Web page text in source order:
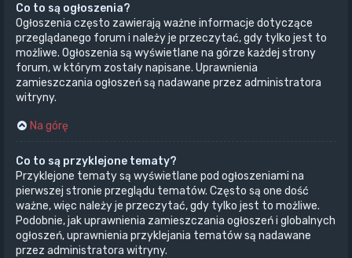
Co to są ogłoszenia?
Ogłoszenia często zawierają ważne informacje dotyczące
przeglądanego forum i należy je przeczytać, gdy tylko jest to
możliwe. Ogłoszenia są wyświetlane na górze każdej strony
forum, w którym zostały napisane. Uprawnienia
zamieszczania ogłoszeń są nadawane przez administratora
witryny.
Na górę
Co to są przyklejone tematy?
Przyklejone tematy są wyświetlane pod ogłoszeniami na
pierwszej stronie przeglądu tematów. Często są one dość
ważne, więc należy je przeczytać, gdy tylko jest to możliwe.
Podobnie, jak uprawnienia zamieszczania ogłoszeń i globalnych
ogłoszeń, uprawnienia przyklejania tematów są nadawane
przez administratora witryny.